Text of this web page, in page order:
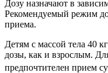
Дозу назначают в
Рекомендуемый режим
приема.
Детям с массой тела 40
дозы, как и взрослым.
предпочтителен прием